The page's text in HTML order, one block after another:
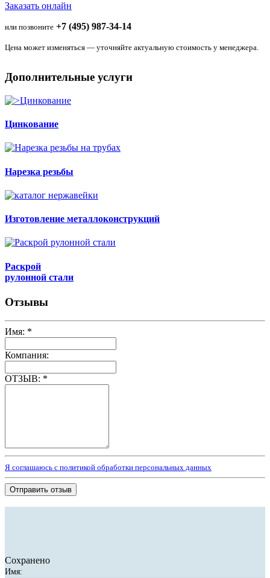
Заказать онлайн
или позвоните +7 (495) 987-34-14
Цена может изменяться — уточняйте актуальную стоимость у менеджера.
Дополнительные услуги
Цинкование
Нарезка резьбы
Изготовление металлоконструкций
Раскрой
рулонной стали
Отзывы
Имя: *
Компания:
ОТЗЫВ: *
Я соглашаюсь с политикой обработки персональных данных
Отправить отзыв
Сохранено
Имя: